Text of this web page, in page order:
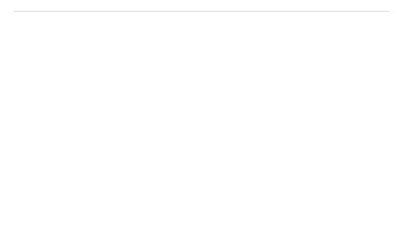
r